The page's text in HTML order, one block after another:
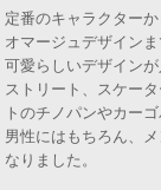
定番のキャラクター
オマージュデザイン
可愛らしいデザインが
ストリート、スケー
トのチノパンやカー
男性にはもちろん、
なりました。